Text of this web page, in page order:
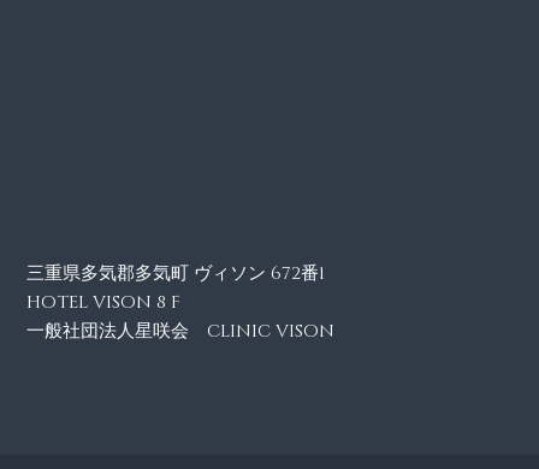
三重県多気郡多気町 ヴィソン 672番1
HOTEL VISON 8 F
一般社団法人星咲会 CLINIC VISON